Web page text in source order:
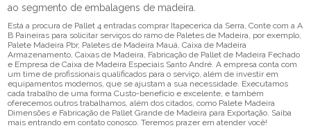
ao segmento de embalagens de madeira.
Está a procura de Pallet 4 entradas comprar Itapecerica da Serra, Conte com a A
B Paineiras para solicitar serviços do ramo de Paletes de Madeira, por exemplo,
Palete Madeira Pbr, Paletes de Madeira Mauá, Caixa de Madeira
Armazenamento, Caixas de Madeira, Fabricação de Pallet de Madeira Fechado
e Empresa de Caixa de Madeira Especiais Santo André. A empresa conta com
um time de profissionais qualificados para o serviço, além de investir em
equipamentos modernos, que se ajustam a sua necessidade. Executamos
cada trabalho de uma forma Custo-benefício e excelente, e também
oferecemos outros trabalhamos, além dos citados, como Palete Madeira
Dimensões e Fabricação de Pallet Grande de Madeira para Exportação. Saiba
mais entrando em contato conosco. Teremos prazer em atender você!